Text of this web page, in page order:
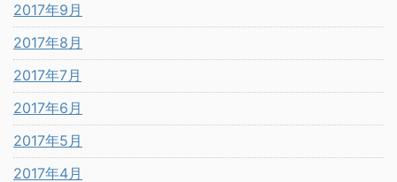
2017年9月
2017年8月
2017年7月
2017年6月
2017年5月
2017年4月